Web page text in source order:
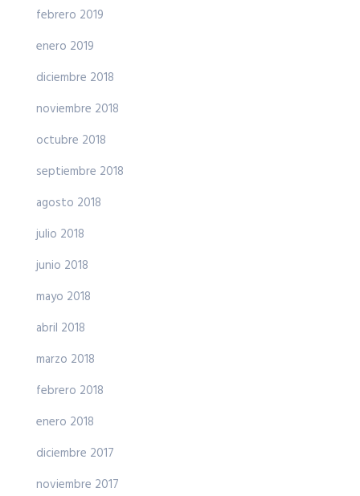
febrero 2019
enero 2019
diciembre 2018
noviembre 2018
octubre 2018
septiembre 2018
agosto 2018
julio 2018
junio 2018
mayo 2018
abril 2018
marzo 2018
febrero 2018
enero 2018
diciembre 2017
noviembre 2017